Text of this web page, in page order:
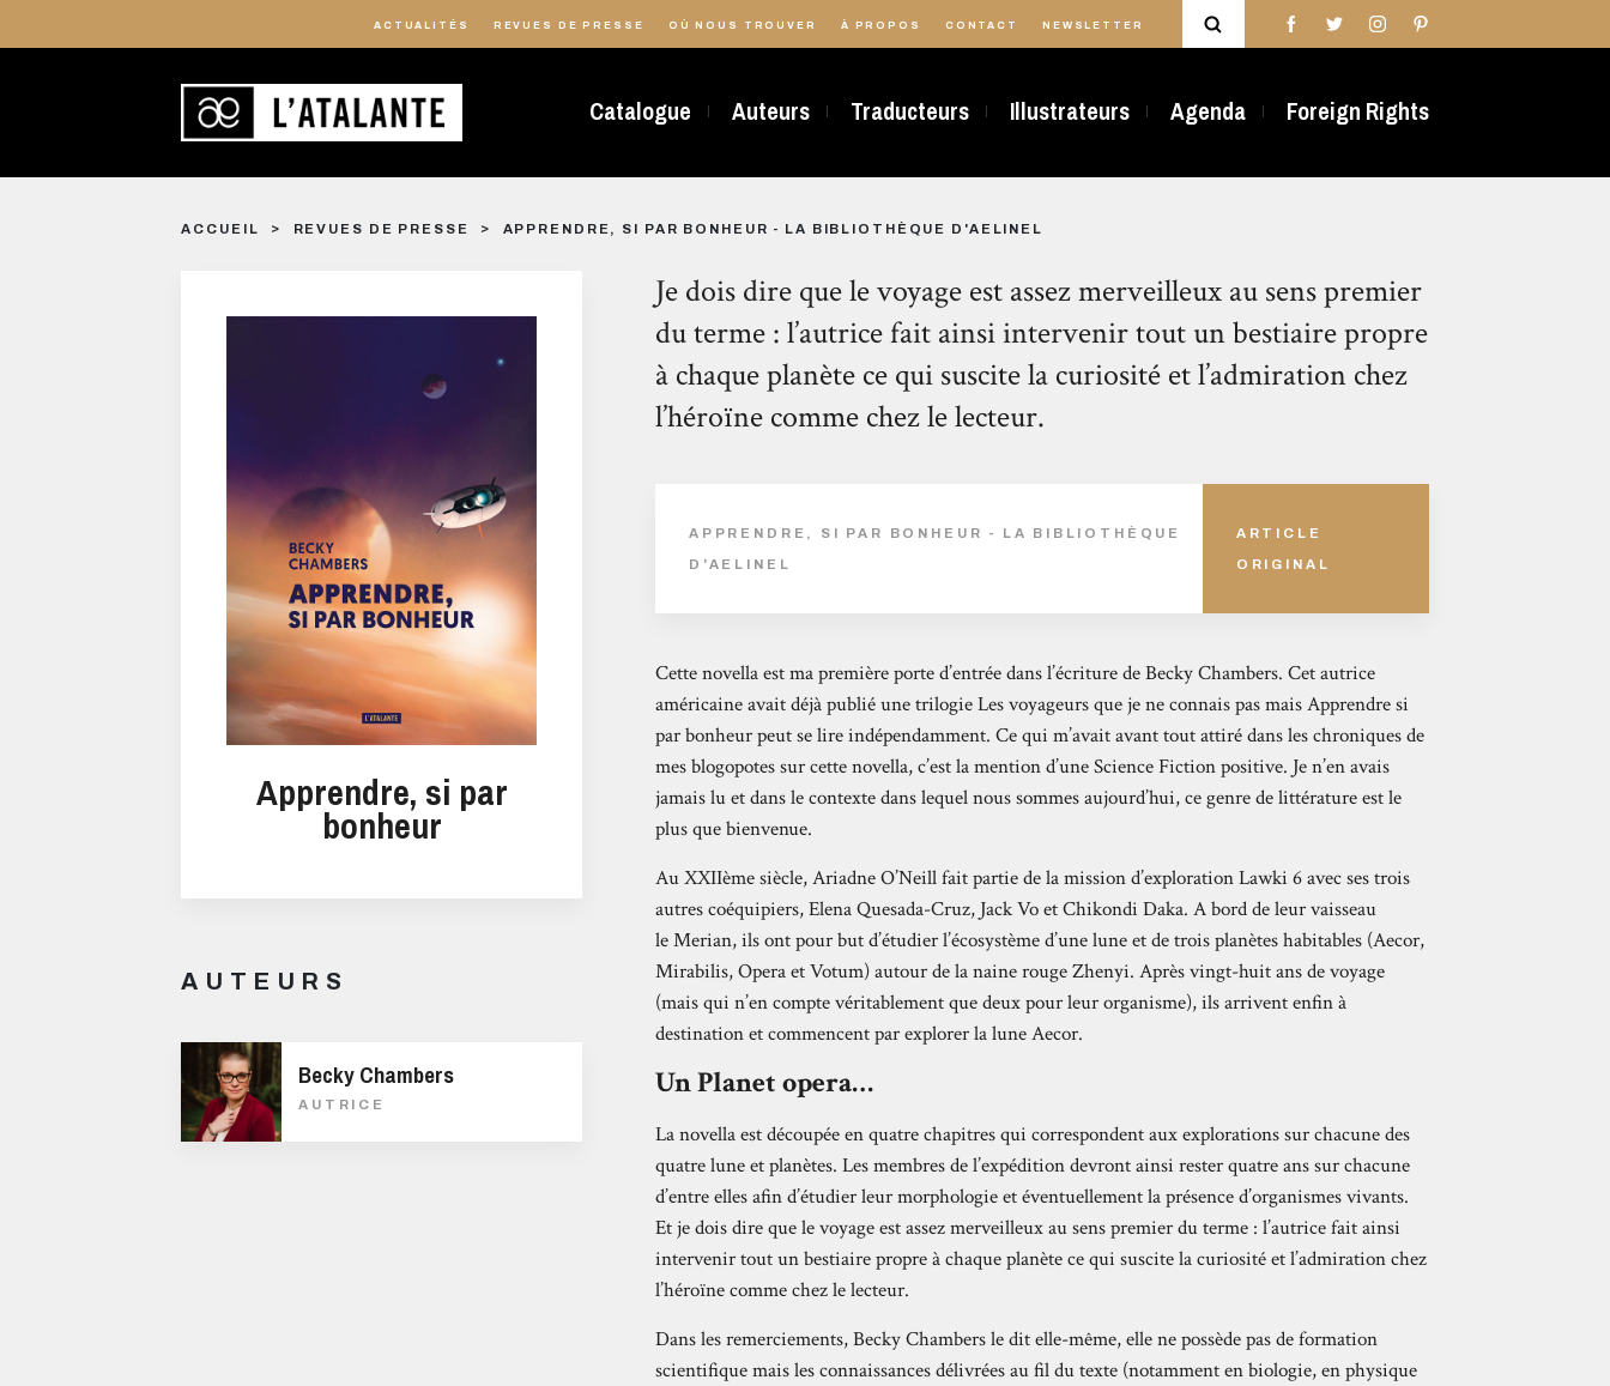
ACTUALITÉS REVUES DE PRESSE OÙ NOUS TROUVER À PROPOS CONTACT NEWSLETTER
Catalogue Auteurs Traducteurs Illustrateurs Agenda Foreign Rights
ACCUEIL REVUES DE PRESSE APPRENDRE, SI PAR BONHEUR - LA BIBLIOTHÈQUE D'AELINEL
Apprendre, si par
bonheur
AUTEURS
Becky Chambers
AUTRICE
Je dois dire que le voyage est assez merveilleux au sens premier
du terme : l’autrice fait ainsi intervenir tout un bestiaire propre
à chaque planète ce qui suscite la curiosité et l’admiration chez
l’héroïne comme chez le lecteur.
APPRENDRE, SI PAR BONHEUR - LA BIBLIOTHÈQUE
D'AELINEL
ARTICLE
ORIGINAL
Cette novella est ma première porte d’entrée dans l’écriture de Becky Chambers. Cet autrice
américaine avait déjà publié une trilogie Les voyageurs que je ne connais pas mais Apprendre si
par bonheur peut se lire indépendamment. Ce qui m’avait avant tout attiré dans les chroniques de
mes blogopotes sur cette novella, c’est la mention d’une Science Fiction positive. Je n’en avais
jamais lu et dans le contexte dans lequel nous sommes aujourd’hui, ce genre de littérature est le
plus que bienvenue.
Au XXIIème siècle, Ariadne O’Neill fait partie de la mission d’exploration Lawki 6 avec ses trois
autres coéquipiers, Elena Quesada-Cruz, Jack Vo et Chikondi Daka. A bord de leur vaisseau
le Merian, ils ont pour but d’étudier l’écosystème d’une lune et de trois planètes habitables (Aecor,
Mirabilis, Opera et Votum) autour de la naine rouge Zhenyi. Après vingt-huit ans de voyage
(mais qui n’en compte véritablement que deux pour leur organisme), ils arrivent enfin à
destination et commencent par explorer la lune Aecor.
Un Planet opera…
La novella est découpée en quatre chapitres qui correspondent aux explorations sur chacune des
quatre lune et planètes. Les membres de l’expédition devront ainsi rester quatre ans sur chacune
d’entre elles afin d’étudier leur morphologie et éventuellement la présence d’organismes vivants.
Et je dois dire que le voyage est assez merveilleux au sens premier du terme : l’autrice fait ainsi
intervenir tout un bestiaire propre à chaque planète ce qui suscite la curiosité et l’admiration chez
l’héroïne comme chez le lecteur.
Dans les remerciements, Becky Chambers le dit elle-même, elle ne possède pas de formation
scientifique mais les connaissances délivrées au fil du texte (notamment en biologie, en physique